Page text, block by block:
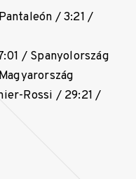
/ 3:21 /
/ Spanyolország
Rossi / 29:21 /